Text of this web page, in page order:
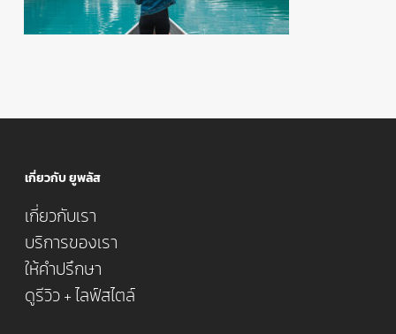
เกี่ยวกับ ยูพลัส
เกี่ยวกับเรา
บริการของเรา
ให้คำปรึกษา
ดูรีวิว + ไลฟ์สไตล์